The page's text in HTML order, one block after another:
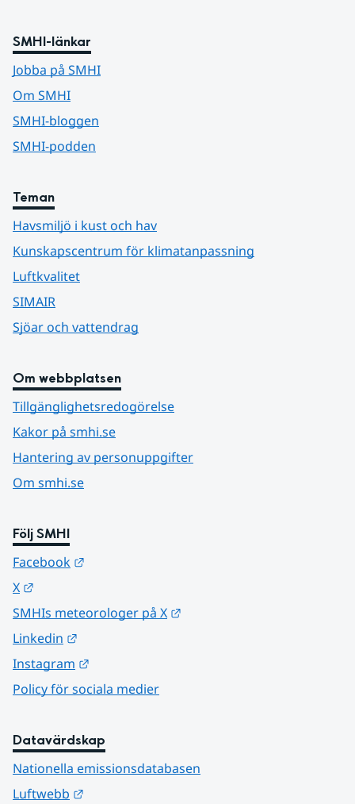
SMHI-länkar
Jobba på SMHI
Om SMHI
SMHI-bloggen
SMHI-podden
Teman
Havsmiljö i kust och hav
Kunskapscentrum för klimatanpassning
Luftkvalitet
SIMAIR
Sjöar och vattendrag
Om webbplatsen
Tillgänglighetsredogörelse
Kakor på smhi.se
Hantering av personuppgifter
Om smhi.se
Följ SMHI
Facebook
X
SMHIs meteorologer på X
Linkedin
Instagram
Policy för sociala medier
Datavärdskap
Nationella emissionsdatabasen
Luftwebb